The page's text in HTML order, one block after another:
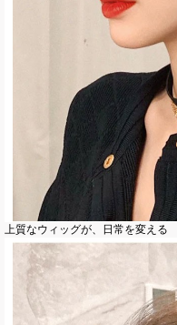
上質なウィッグが、日常を変える